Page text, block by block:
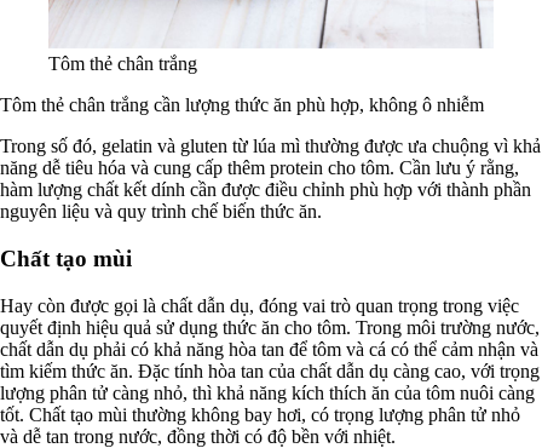
Tôm thẻ chân trắng
Tôm thẻ chân trắng cần lượng thức ăn phù hợp, không ô nhiễm
Trong số đó, gelatin và gluten từ lúa mì thường được ưa chuộng vì khả
năng dễ tiêu hóa và cung cấp thêm protein cho tôm. Cần lưu ý rằng,
hàm lượng chất kết dính cần được điều chỉnh phù hợp với thành phần
nguyên liệu và quy trình chế biến thức ăn.
Chất tạo mùi
Hay còn được gọi là chất dẫn dụ, đóng vai trò quan trọng trong việc
quyết định hiệu quả sử dụng thức ăn cho tôm. Trong môi trường nước,
chất dẫn dụ phải có khả năng hòa tan để tôm và cá có thể cảm nhận và
tìm kiếm thức ăn. Đặc tính hòa tan của chất dẫn dụ càng cao, với trọng
lượng phân tử càng nhỏ, thì khả năng kích thích ăn của tôm nuôi càng
tốt. Chất tạo mùi thường không bay hơi, có trọng lượng phân tử nhỏ
và dễ tan trong nước, đồng thời có độ bền với nhiệt.